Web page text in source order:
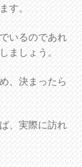
す。
いるのであれ
ましょう。
、決まったら
、実際に訪れ